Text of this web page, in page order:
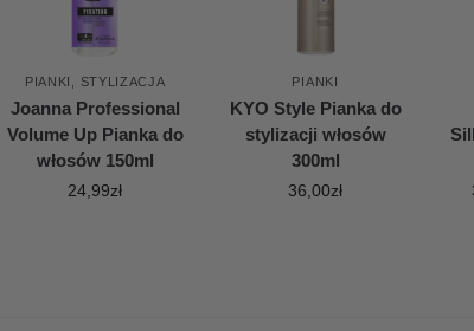
PIANKI STYLIZACJA
Joanna Professional
Volume Up Pianka do
włosów 150ml
24,99zł
PIANKI
KYO Style Pianka do
stylizacji włosów
300ml
36,00zł